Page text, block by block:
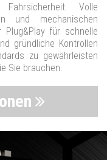
Volle
und mechanischen
Plug&Play für schnelle
gründliche Kontrollen
zu gewährleisten
Sie brauchen.